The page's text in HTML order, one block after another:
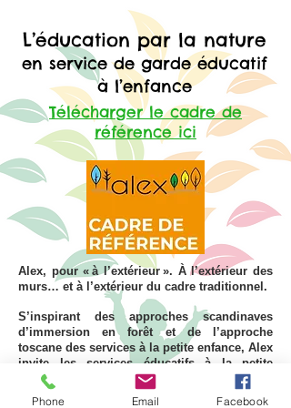
L’éducation par la nature
en service de gardeéducatif
à l’enfance
Télécharger le cadre de
référence ici
A lex, pour « à l’extérieur ». À l’extérieur des
murs… et à l’extérieur du cadre traditionnel.
S’inspirant des approches scandinaves
d’immersion en forêt et de l’approche
toscane des services à la petite enfance, Alex
invite les services éducatifs à la petite
enfance à explorer l’éducation par la
natur
Phone
Email Facebook